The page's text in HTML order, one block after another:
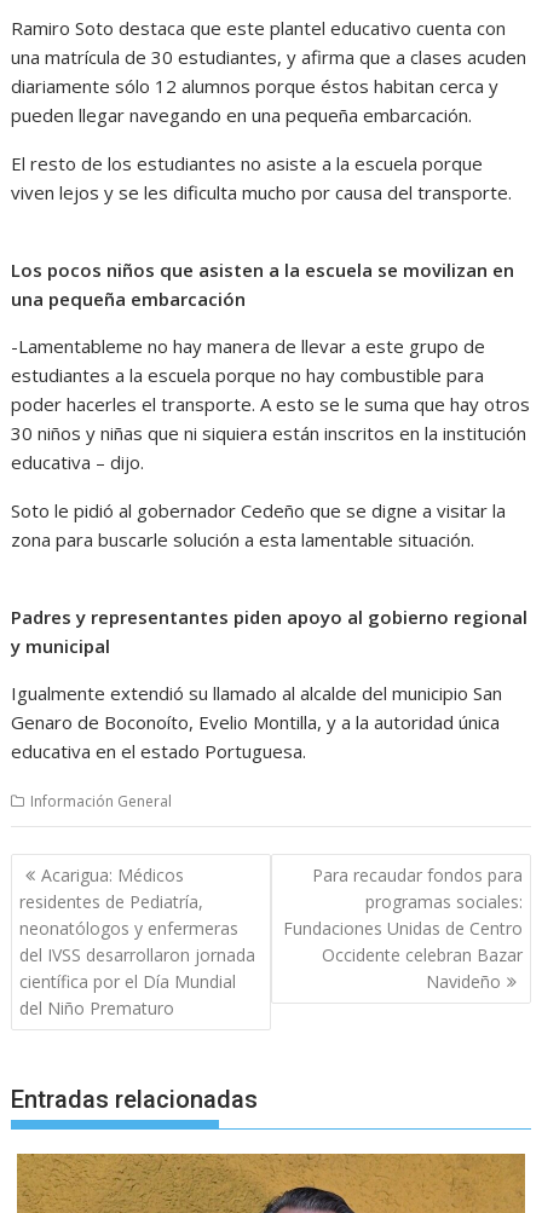
Ramiro Soto destaca que este plantel educativo cuenta con
una matrícula de 30 estudiantes, y afirma que a clases acuden
diariamente sólo 12 alumnos porque éstos habitan cerca y
pueden llegar navegando en una pequeña embarcación.
El resto de los estudiantes no asiste a la escuela porque
viven lejos y se les dificulta mucho por causa del transporte.
Los pocos niños que asisten a la escuela se movilizan en
una pequeña embarcación
-Lamentableme no hay manera de llevar a este grupo de
estudiantes a la escuela porque no hay combustible para
poder hacerles el transporte. A esto se le suma que hay otros
30 niños y niñas que ni siquiera están inscritos en la institución
educativa – dijo.
Soto le pidió al gobernador Cedeño que se digne a visitar la
zona para buscarle solución a esta lamentable situación.
Padres y representantes piden apoyo al gobierno regional
y municipal
Igualmente extendió su llamado al alcalde del municipio San
Genaro de Boconoíto, Evelio Montilla, y a la autoridad única
educativa en el estado Portuguesa.
Información General
Navegación
de
entradas
Acarigua: Médicos
residentes de Pediatría,
neonatólogos y enfermeras
del IVSS desarrollaron jornada
científica por el Día Mundial
del Niño Prematuro
Para recaudar fondos para
programas sociales:
Fundaciones Unidas de Centro
Occidente celebran Bazar
Navideño
Entradas relacionadas